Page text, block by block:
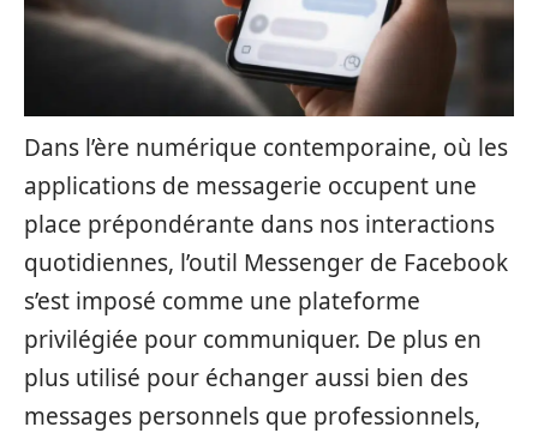
Dans l’ère numérique contemporaine, où les
applications de messagerie occupent une
place prépondérante dans nos interactions
quotidiennes, l’outil Messenger de Facebook
s’est imposé comme une plateforme
privilégiée pour communiquer. De plus en
plus utilisé pour échanger aussi bien des
messages personnels que professionnels,